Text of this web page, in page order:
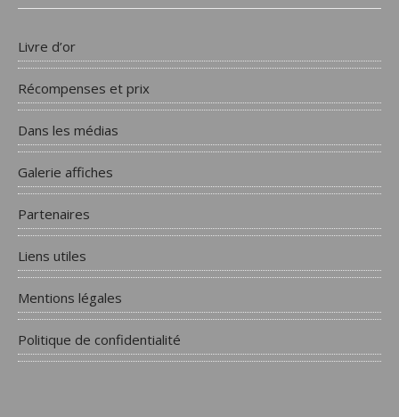
Livre d’or
Récompenses et prix
Dans les médias
Galerie affiches
Partenaires
Liens utiles
Mentions légales
Politique de confidentialité